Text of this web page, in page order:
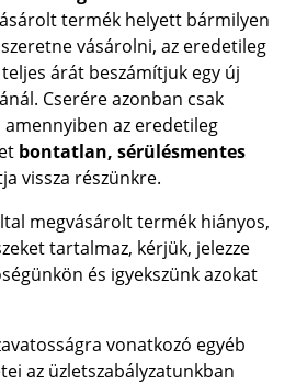
termék helyett bármilyen
vásárolni, az eredetileg
árát beszámítjuk egy új
Cserére azonban csak
az eredetileg
bontatlan, sérülésmentes
vissza részünkre.
megvásárolt termék hiányos,
tartalmaz, kérjük, jelezze
és igyekszünk azokat
vonatkozó egyéb
az üzletszabályzatunkban